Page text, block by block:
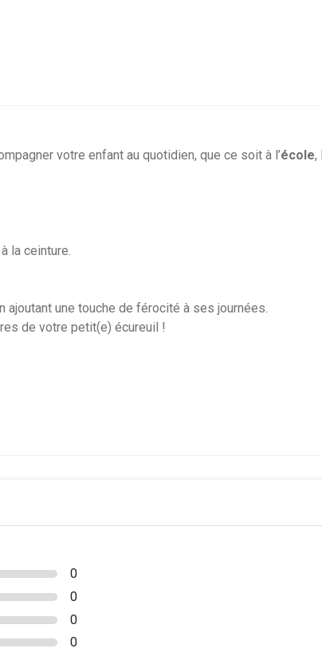
votre enfant au quotidien, que ce soit à l’école,
la ceinture.
une touche de férocité à ses journées.
de votre petit(e) écureuil !
0
0
0
0